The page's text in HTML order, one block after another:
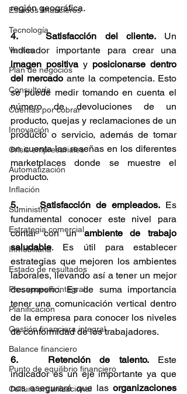
Estados financieros
Tecnología
Ventas
Plan de negocios
Consultoría
Cuentas por cobrar
Innovación
Crisis empresariales
Automatización
Inflación
Suministro
Estrategia comercial
Inmobiliaria
Estado de resultados
Presupuesto integral
Planificación
Gestión financiera integral
Balance financiero
Punto de equilibrio financiero
Cultura organizacional
región geográfica.
4. 	Satisfacción del cliente. Un
indicador importante para crear una
imagen positiva y posicionarse dentro
del mercado ante la competencia. Esto
se puede medir tomando en cuenta el
número de devoluciones de un
producto, quejas y reclamaciones de un
producto o servicio, además de tomar
en cuenta las reseñas en los diferentes
marketplaces donde se muestre el
producto.
5. 	Satisfacción de empleados. Es
fundamental conocer este nivel para
contar con un ambiente de trabajo
saludable. Es útil para establecer
estrategias que mejoren los ambientes
laborales, llevando así a tener un mejor
desempeño. Es de suma importancia
tener una comunicación vertical dentro
de la empresa para conocer los niveles
de conformidad de los trabajadores.
6. 	Retención de talento. Este
indicador es un eje importante ya que
nos asegurará que las organizaciones